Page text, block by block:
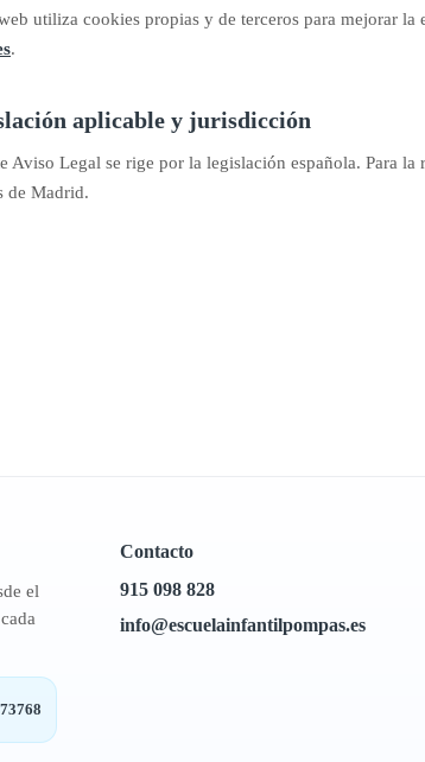
utiliza cookies propias y de terceros para mejorar
.
aplicable y jurisdicción
Aviso Legal se rige por la legislación española. Para
de Madrid.
el
Contacto
915 098 828
info@escuelainfantilpompas.es